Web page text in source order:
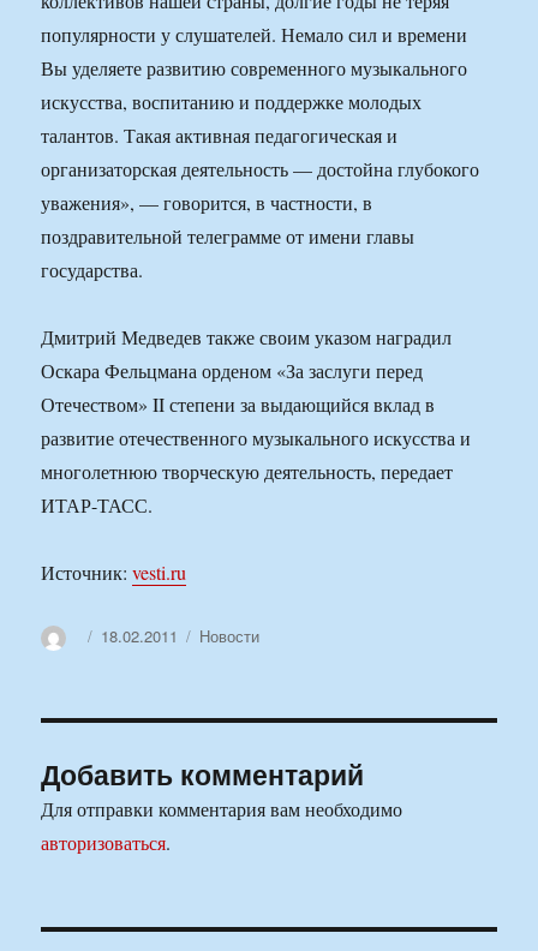
популярности у слушателей. Немало сил и времени
Вы уделяете развитию современного музыкального
искусства, воспитанию и поддержке молодых
талантов. Такая активная педагогическая и
организаторская деятельность — достойна глубокого
уважения», — говорится, в частности, в
поздравительной телеграмме от имени главы
государства.
Дмитрий Медведев также своим указом наградил
Оскара Фельцмана орденом «За заслуги перед
Отечеством» II степени за выдающийся вклад в
развитие отечественного музыкального искусства и
многолетнюю творческую деятельность, передает
ИТАР-ТАСС.
Источник:vesti.ru
АвторОпубликовано
18.02.2011 Рубрики
Новости
Добавить комментарий
Для отправки комментария вам необходимо
авторизоваться.